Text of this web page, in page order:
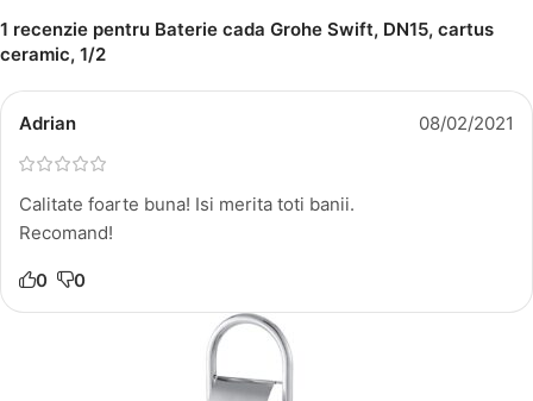
1 recenzie pentru Baterie cada Grohe Swift, DN15, cartus
ceramic, 1/2
Adrian 08/02/2021
Calitate foarte buna! Isi merita toti banii.
Recomand!
0 0